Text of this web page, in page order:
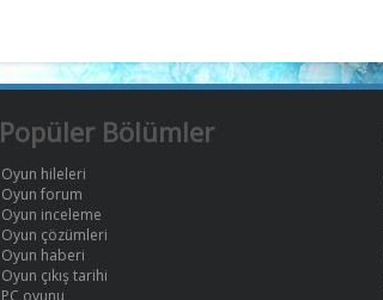
Popüler Bölümler
Oyun hileleri
Oyun forum
Oyun inceleme
Oyun çözümleri
Oyun haberi
Oyun çıkış tarihi
PC oyunu